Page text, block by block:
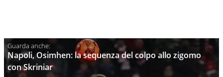
Napoli, Osimhen: la sequenza del colpo allo zigomo
con Skriniar